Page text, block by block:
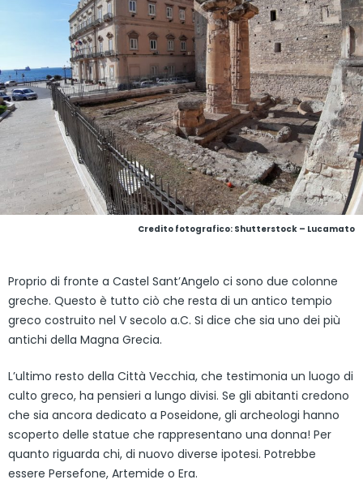
Credito fotografico: Shutterstock – Lucamato
Proprio di fronte a Castel Sant’Angelo ci sono due colonne
greche. Questo è tutto ciò che resta di un antico tempio
greco costruito nel V secolo a.C. Si dice che sia uno dei più
antichi della Magna Grecia.
L’ultimo resto della Città Vecchia, che testimonia un luogo di
culto greco, ha pensieri a lungo divisi. Se gli abitanti credono
che sia ancora dedicato a Poseidone, gli archeologi hanno
scoperto delle statue che rappresentano una donna! Per
quanto riguarda chi, di nuovo diverse ipotesi. Potrebbe
essere Persefone, Artemide o Era.